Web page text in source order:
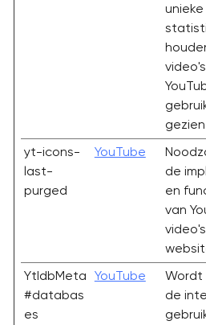
unieke
yt-icons-
last-
purged
YouTube
de
en
van
YtIdbMeta
#databas
es
YouTube
Wordt
de